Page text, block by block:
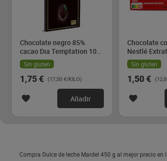
Chocolate negro 85%
cacao Dia Temptation 100
gSin gluten
1,75 € (17,50 €/KILO)
Añadir
Chocolate
Nestlé
Sin gluten
1,50 €
Compra Dulce de leche Mardel 450 g al mejor precio